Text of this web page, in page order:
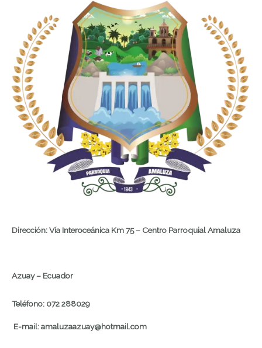
Dirección: Vía Interoceánica Km 75 – Centro Parroquial Amaluza
Azuay – Ecuador
Teléfono: 072 288029
E-mail: amaluzaazuay@hotmail.com